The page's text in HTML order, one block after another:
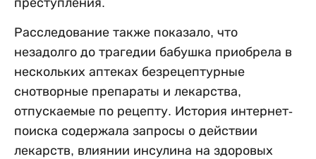
преступления.
Расследование также показало, что
незадолго до трагедии бабушка приобрела в
нескольких аптеках безрецептурные
снотворные препараты и лекарства,
отпускаемые по рецепту. История интернет-
поиска содержала запросы о действии
лекарств, влиянии инсулина на здоровых